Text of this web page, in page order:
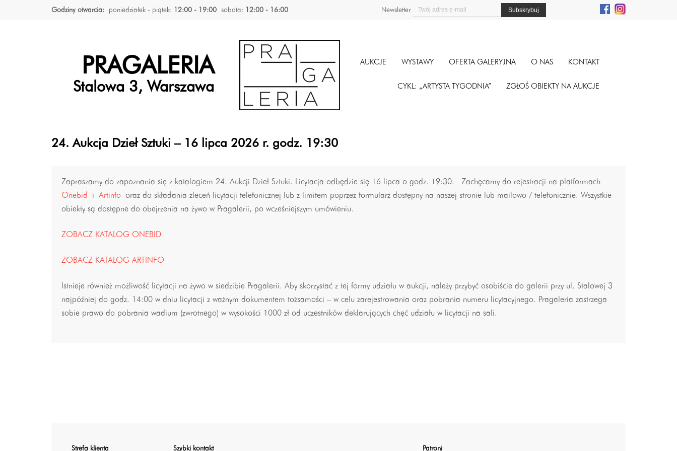
Godziny otwarcia: poniedziałek - piątek: 12:00 - 19:00 sobota: 12:00 - 16:00 Newsletter
PRAGALERIA
Stalowa 3, Warszawa
AUKCJE WYSTAWY OFERTA GALERYJNA O NAS KONTAKT
CYKL: „ARTYSTA TYGODNIA” ZGŁOŚ OBIEKTY NA AUKCJE
24. Aukcja Dzieł Sztuki – 16 lipca 2026 r. godz. 19:30
Zapraszamy do zapoznania się z katalogiem 24. Aukcji Dzieł Sztuki. Licytacja odbędzie się 16 lipca o godz. 19:30. Zachęcamy do rejestracji na platformach
Onebid i Artinfo oraz do składania zleceń licytacji telefonicznej lub z limitem poprzez formularz dostępny na naszej stronie lub mailowo / telefonicznie. Wszystkie
obiekty są dostępne do obejrzenia na żywo w Pragalerii, po wcześniejszym umówieniu.
ZOBACZ KATALOG ONEBID
ZOBACZ KATALOG ARTINFO
Istnieje również możliwość licytacji na żywo w siedzibie Pragalerii. Aby skorzystać z tej formy udziału w aukcji, należy przybyć osobiście do galerii przy ul. Stalowej 3
najpóźniej do godz. 14:00 w dniu licytacji z ważnym dokumentem tożsamości – w celu zarejestrowania oraz pobrania numeru licytacyjnego. Pragaleria zastrzega
sobie prawo do pobrania wadium (zwrotnego) w wysokości 1000 zł od uczestników deklarujących chęć udziału w licytacji na sali.
Strefa klienta Szybki kontakt Patroni